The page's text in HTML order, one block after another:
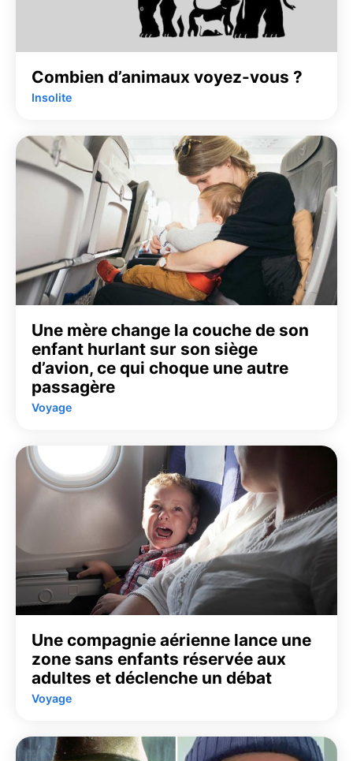
Combien d’animaux voyez-vous ?
Insolite
Une mère change la couche de son
enfant hurlant sur son siège
d’avion, ce qui choque une autre
passagère
Voyage
Une compagnie aérienne lance une
zone sans enfants réservée aux
adultes et déclenche un débat
Voyage